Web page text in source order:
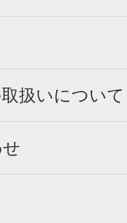
扱いについて